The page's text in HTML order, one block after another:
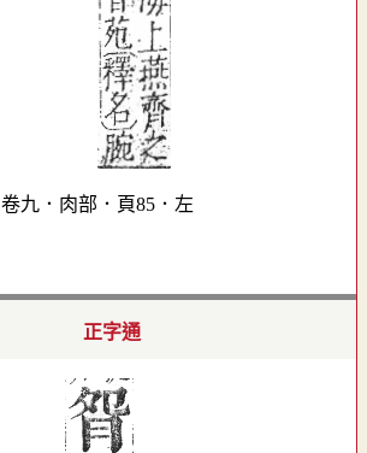
卷九．肉部．頁85．左
正字通